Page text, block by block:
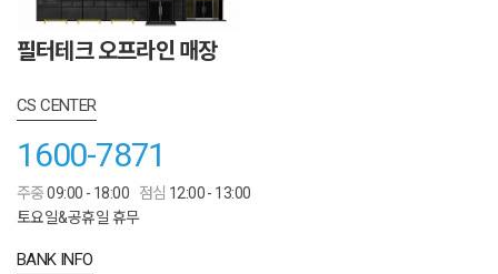
필터테크 오프라인 매장
CS CENTER
1600-7871
주중09:00 - 18:00 점심 12:00 - 13:00
토요일&공휴일 휴무
BANK INFO